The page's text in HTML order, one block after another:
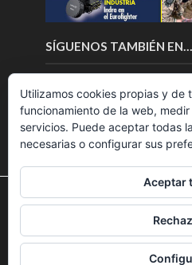
SÍGUENOS TAMBIÉN EN…
Copyright © 2018.Fly News.
UAS aviación
Utilizamos cookies para
nuestra web.
Puedes aprender más sobre qué
desactivarlas en losajustes.
Utilizamos cookies propias y de
funcionamiento de la web,
servicios. Puede aceptar todas
necesarias o configurar sus
Aceptar